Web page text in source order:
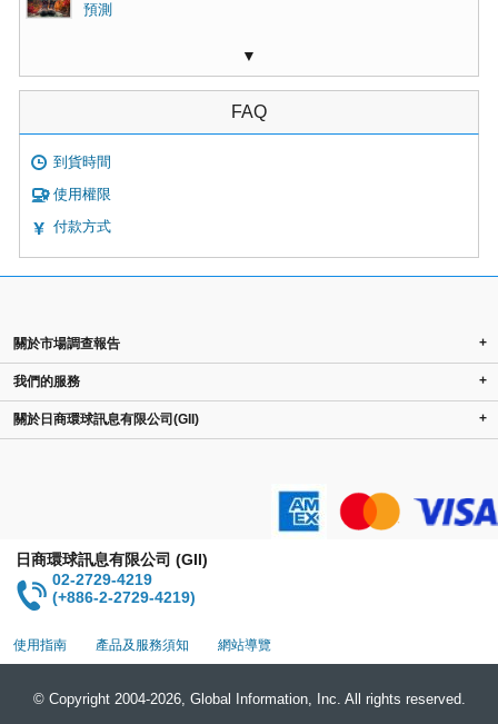
預測
▼
FAQ
到貨時間
使用權限
付款方式
關於市場調查報告 +
我們的服務 +
關於日商環球訊息有限公司(GII) +
日商環球訊息有限公司 (GII)
02-2729-4219
(+886-2-2729-4219)
使用指南 產品及服務須知 網站導覽
© Copyright 2004-2026, Global Information, Inc. All rights reserved.